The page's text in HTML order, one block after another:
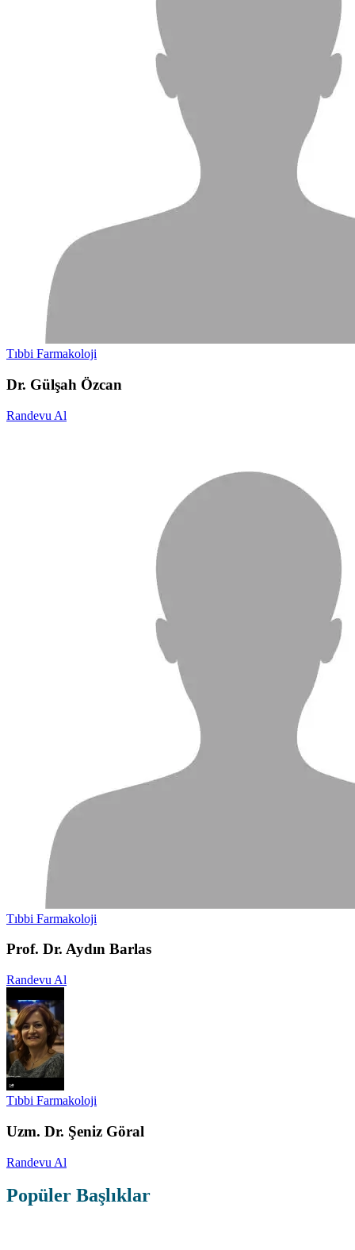
Tıbbi Farmakoloji
Dr. Gülşah Özcan
Randevu Al
Tıbbi Farmakoloji
Prof. Dr. Aydın Barlas
Randevu Al
Tıbbi Farmakoloji
Uzm. Dr. Şeniz Göral
Randevu Al
Popüler Başlıklar